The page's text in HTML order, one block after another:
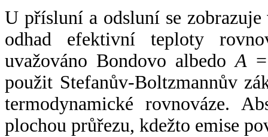
U přísluní a odsluní se
odhad efektivní teploty
uvažováno Bondovo albedoA
použit Stefanův-Boltzmannův
termodynamické rovnováze.
plochou průřezu, kdežto emise